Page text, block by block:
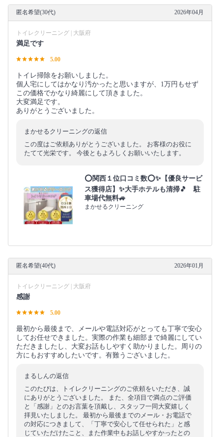
匿名希望(30代) 2026年04月
トイレクリーニング | 大阪府
満足です
5.00
トイレ掃除をお願いしました。
個人宅にしてはかなり汚かったと思いますが、1万円もせず
この価格でかなり綺麗にして頂きました。
大変満足です。
ありがとうございました。
まかせるクリーニングの返信
この度はご依頼ありがとうございました。 お客様のお役に
たてて光栄です。 今後ともよろしくお願いいたします。
⭕関西１位口コミ数⭕✨【優良サービ
ス獲得店】✨大手ホテルも清掃🎵 駐
車場代無料🚙
まかせるクリーニング
匿名希望(40代) 2026年01月
トイレクリーニング | 大阪府
感謝
5.00
最初から最後まで、メールや電話対応がとっても丁寧で安心
してお任せできました。実際の作業も細部まで綺麗にしてい
ただきましたし、大変お話もしやすく助かりました。周りの
方にもおすすめしたいです。有難うございました。
まるしんの返信
このたびは、トイレクリーニングのご依頼をいただき、誠
にありがとうございました。 また、全項目で満点のご評価
と「感謝」とのお言葉を頂戴し、スタッフ一同大変嬉しく
拝見いたしました。 最初から最後までのメール・お電話で
の対応につきまして、「丁寧で安心して任せられた」と感
じていただけたこと、また作業中もお話しやすかったとの